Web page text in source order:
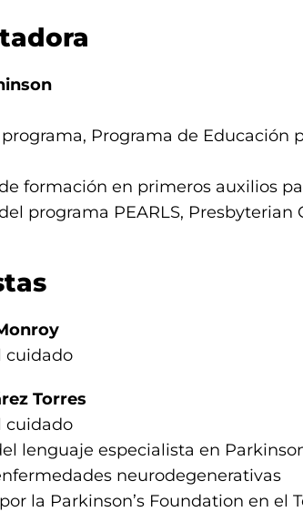
Programa de Educación
formación en primeros auxilios
programa PEARLS,
cuidado
Torres
cuidado
lenguaje especialista en
neurodegenerativas
la Parkinson’s Foundation en el